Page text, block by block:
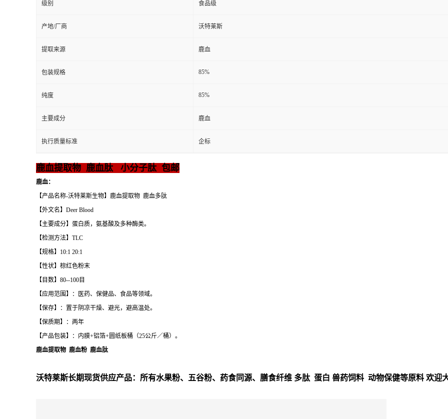
级别 食品级
产地/厂商 沃特莱斯
提取来源 鹿血
包装规格 85%
纯度 85%
主要成分 鹿血
执行质量标准 企标
鹿血提取物 鹿血肽 小分子肽 包邮
鹿血：
【产品名称-沃特莱斯生物】鹿血提取物 鹿血多肽
【外文名】Deer Blood
【主要成分】蛋白质，氨基酸及多种酶类。
【检测方法】TLC
【规格】10:1 20:1
【性状】棕红色粉末
【目数】80--100目
【应用范围】：医药、保健品、食品等领域。
【保存】：置于阴凉干燥、避光，避高温处。
【保质期】：两年
【产品包装】：内膜+铝箔+圆纸板桶（25公斤／桶）。
鹿血提取物 鹿血粉 鹿血肽
沃特莱斯长期现货供应产品：所有水果粉、五谷粉、药食同源、膳食纤维 多肽 蛋白 兽药饲料 动物保健等原料 欢迎